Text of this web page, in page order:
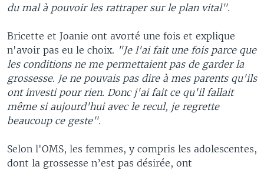
du mal à pouvoir les rattraper sur le plan vital".
Bricette et Joanie ont avorté une fois et explique
n'avoir pas eu le choix. "Je l'ai fait une fois parce que
les conditions ne me permettaient pas de garder la
grossesse. Je ne pouvais pas dire à mes parents qu'ils
ont investi pour rien. Donc j'ai fait ce qu'il fallait
même si aujourd'hui avec le recul, je regrette
beaucoup ce geste".
Selon l'OMS, les femmes, y compris les adolescentes,
dont la grossesse n’est pas désirée, ont